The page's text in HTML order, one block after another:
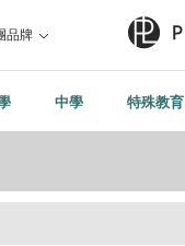
品牌
中學 特殊教育